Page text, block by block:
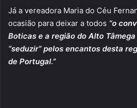
Já a vereadora Maria do Céu
ocasião para deixar a todos “o
Boticas e a região do Alto
“seduzir” pelos encantos desta
de Portugal.”